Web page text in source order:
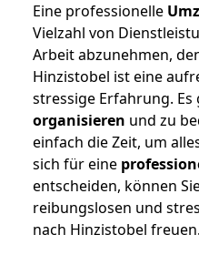
Eine professionelle
Vielzahl von
Arbeit abzunehmen,
Hinzistobel ist eine
stressige Erfahrung. Es
organisieren und zu
einfach die Zeit, um
sich für eine
entscheiden, können
reibungslosen und
nach Hinzistobel freuen.